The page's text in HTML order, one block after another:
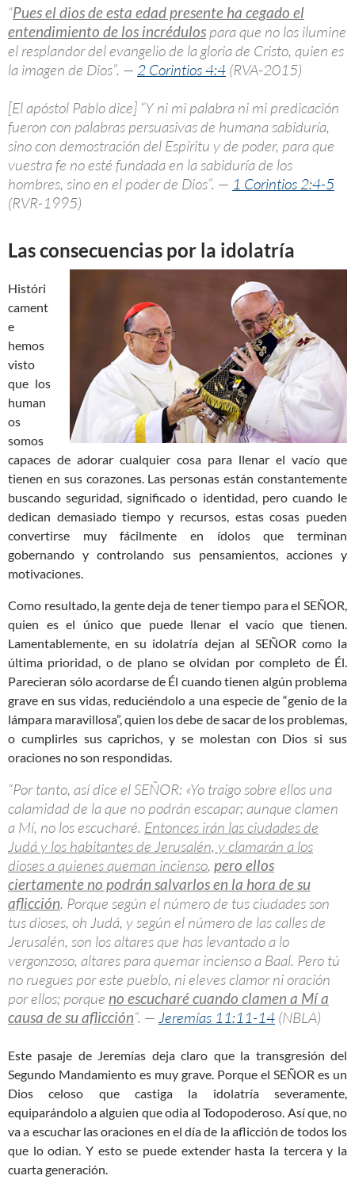
“Pues el dios de esta edad presente ha cegado el
entendimiento de los incrédulos para que no los ilumine
el resplandor del evangelio de la gloria de Cristo, quien es
la imagen de Dios”. — 2 Corintios 4:4 (RVA-2015)
[El apóstol Pablo dice] “Y ni mi palabra ni mi predicación
fueron con palabras persuasivas de humana sabiduría,
sino con demostración del Espíritu y de poder, para que
vuestra fe no esté fundada en la sabiduría de los
hombres, sino en el poder de Dios”. — 1 Corintios 2:4-5
(RVR-1995)
Las consecuencias por la idolatría
Históri
cament
e
hemos
visto
que los
human
os
somos
capaces de adorar cualquier cosa para llenar el vacío que
tienen en sus corazones. Las personas están constantemente
buscando seguridad, significado o identidad, pero cuando le
dedican demasiado tiempo y recursos, estas cosas pueden
convertirse muy fácilmente en ídolos que terminan
gobernando y controlando sus pensamientos, acciones y
motivaciones.
Como resultado, la gente deja de tener tiempo para el SEÑOR,
quien es el único que puede llenar el vacío que tienen.
Lamentablemente, en su idolatría dejan al SEÑOR como la
última prioridad, o de plano se olvidan por completo de Él.
Parecieran sólo acordarse de Él cuando tienen algún problema
grave en sus vidas, reduciéndolo a una especie de “genio de la
lámpara maravillosa”, quien los debe de sacar de los problemas,
o cumplirles sus caprichos, y se molestan con Dios si sus
oraciones no son respondidas.
“Por tanto, así dice el SEÑOR: «Yo traigo sobre ellos una
calamidad de la que no podrán escapar; aunque clamen
a Mí, no los escucharé. Entonces irán las ciudades de
Judá y los habitantes de Jerusalén, y clamarán a los
dioses a quienes queman incienso, pero ellos
ciertamente no podrán salvarlos en la hora de su
aflicción. Porque según el número de tus ciudades son
tus dioses, oh Judá, y según el número de las calles de
Jerusalén, son los altares que has levantado a lo
vergonzoso, altares para quemar incienso a Baal. Pero tú
no ruegues por este pueblo, ni eleves clamor ni oración
por ellos; porque no escucharé cuando clamen a Mí a
causa de su aflicción”. — Jeremías 11:11-14 (NBLA)
Este pasaje de Jeremías deja claro que la transgresión del
Segundo Mandamiento es muy grave. Porque el SEÑOR es un
Dios celoso que castiga la idolatría severamente,
equiparándolo a alguien que odia al Todopoderoso. Así que, no
va a escuchar las oraciones en el día de la aflicción de todos los
que lo odian. Y esto se puede extender hasta la tercera y la
cuarta generación.